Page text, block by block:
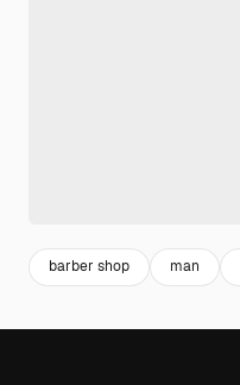
barber shop man